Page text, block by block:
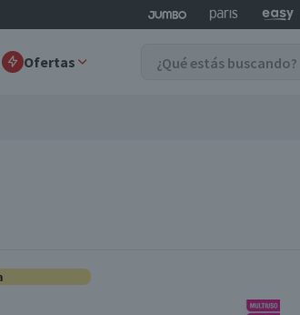
Ofertas